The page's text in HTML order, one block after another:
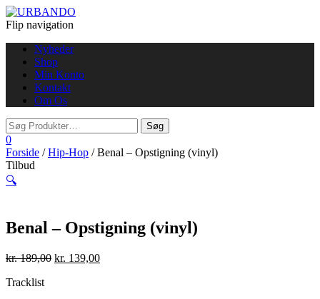
Flip navigation
Nyheder
Shop
Min Konto
Kontakt
Om Os
0
Forside /Hip-Hop / Benal – Opstigning (vinyl)
Tilbud
🔍
Benal – Opstigning (vinyl)
kr.189,00 kr. 139,00
Tracklist